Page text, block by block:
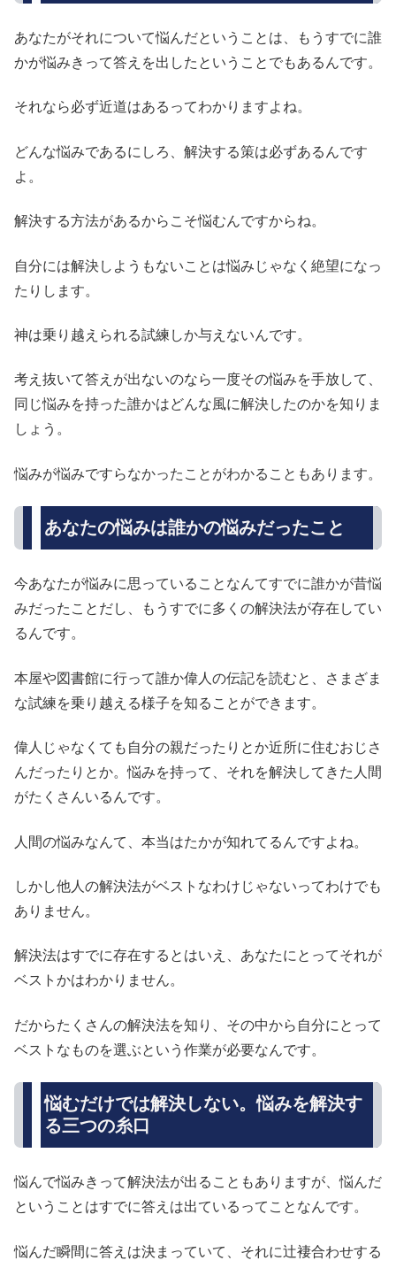
あなたがそれについて悩んだということは、もうすでに誰
かが悩みきって答えを出したということでもあるんです。
それなら必ず近道はあるってわかりますよね。
どんな悩みであるにしろ、解決する策は必ずあるんです
よ。
解決する方法があるからこそ悩むんですからね。
自分には解決しようもないことは悩みじゃなく絶望になっ
たりします。
神は乗り越えられる試練しか与えないんです。
考え抜いて答えが出ないのなら一度その悩みを手放して、
同じ悩みを持った誰かはどんな風に解決したのかを知りま
しょう。
悩みが悩みですらなかったことがわかることもあります。
あなたの悩みは誰かの悩みだったこと
今あなたが悩みに思っていることなんてすでに誰かが昔悩
みだったことだし、もうすでに多くの解決法が存在してい
るんです。
本屋や図書館に行って誰か偉人の伝記を読むと、さまざま
な試練を乗り越える様子を知ることができます。
偉人じゃなくても自分の親だったりとか近所に住むおじさ
んだったりとか。悩みを持って、それを解決してきた人間
がたくさんいるんです。
人間の悩みなんて、本当はたかが知れてるんですよね。
しかし他人の解決法がベストなわけじゃないってわけでも
ありません。
解決法はすでに存在するとはいえ、あなたにとってそれが
ベストかはわかりません。
だからたくさんの解決法を知り、その中から自分にとって
ベストなものを選ぶという作業が必要なんです。
悩むだけでは解決しない。悩みを解決す
る三つの糸口
悩んで悩みきって解決法が出ることもありますが、悩んだ
ということはすでに答えは出ているってことなんです。
悩んだ瞬間に答えは決まっていて、それに辻褄合わせする